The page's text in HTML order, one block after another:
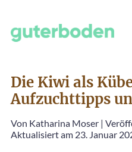
Die Kiwi als
Aufzuchttipps
Von Katharina Moser |
Aktualisiert am 23. Januar